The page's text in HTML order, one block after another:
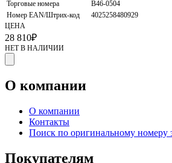
Торговые номера
B46-0504
Номер EAN/Штрих-код
4025258480929
ЦЕНА
28 810₽
НЕТ В НАЛИЧИИ
О компании
О компании
Контакты
Поиск по оригинальному номеру
Покупателям